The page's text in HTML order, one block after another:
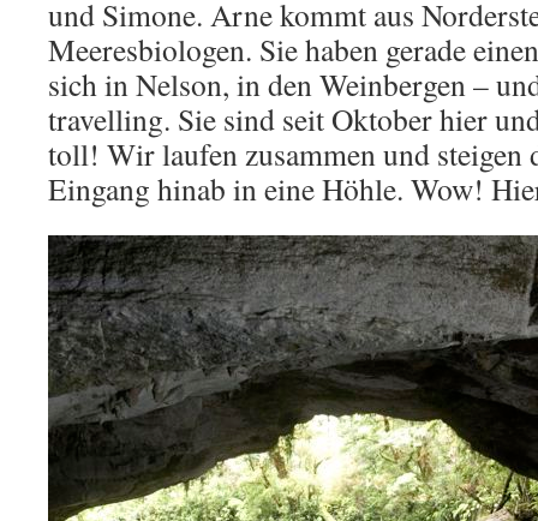
und Simone. Arne kommt aus
Meeresbiologen. Sie haben gerade
sich in Nelson, in den Weinbergen –
travelling. Sie sind seit Oktober hier
toll! Wir laufen zusammen und steigen
Eingang hinab in eine Höhle. Wow!